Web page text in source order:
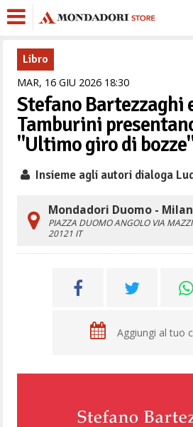
Libro
MAR, 16 GIU 2026 1830
Stefano Bartezzaghi
Tamburini
"Ultimo giro di
Insieme agli autori dialoga
Mondadori Duomo -
PIAZZA DUOMO ANGOLO VIA
20121 IT
Aggiungi al tuo